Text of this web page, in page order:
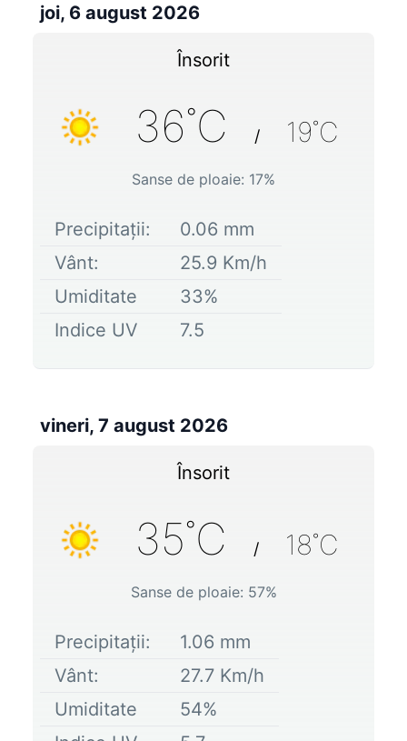
joi, 6 august 2026
Însorit
36˚C / 19˚C
Sanse de ploaie: 17%
Precipitații: 0.06 mm
Vânt:
25.9 Km/h
Umiditate
33%
Indice UV
7.5
vineri, 7 august 2026
Însorit
35˚C / 18˚C
Sanse de ploaie: 57%
Precipitații: 1.06 mm
Vânt:
27.7 Km/h
Umiditate
54%